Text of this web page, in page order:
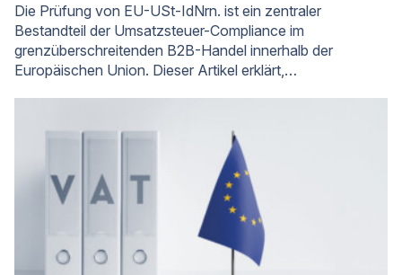
Die Prüfung von EU-USt-IdNrn. ist ein zentraler
Bestandteil der Umsatzsteuer-Compliance im
grenzüberschreitenden B2B-Handel innerhalb der
Europäischen Union. Dieser Artikel erklärt,…